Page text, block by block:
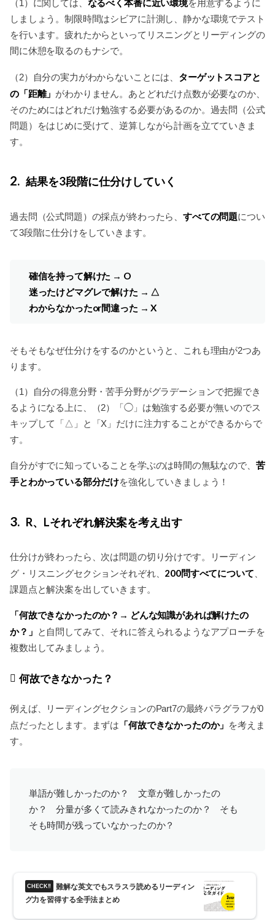
（1）に関しては、 なるべく本番に近い環境を用意するように
しましょう。制限時間はシビアに計測し、静かな環境でテスト
を行います。疲れたからといってリスニングとリーディングの
間に休憩を取るのもナシで。
（2）自分の実力がわからないことには、 ターゲットスコアと
の「距離」 がわかりません。あとどれだけ点数が必要なのか、
そのためにはどれだけ勉強する必要があるのか。過去問（公式
問題）をはじめに受けて、逆算しながら計画を立てていきま
す。
2 結果を3段階に仕分けしていく
過去問（公式問題）の採点が終わったら、すべての問題につい
て3段階に仕分けをしていきます。
確信を持って解けた → O
迷ったけどマグレで解けた → △
わからなかったor間違った → X
そもそもなぜ仕分けをするのかというと、これも理由が2つあ
ります。
（1）自分の得意分野・苦手分野がグラデーションで把握でき
るようになる上に、（2）「◯」は勉強する必要が無いのでス
キップして「△」と「X」だけに注力することができるからで
す。
自分がすでに知っていることを学ぶのは時間の無駄なので、 苦
手とわかっている部分だけを強化していきましょう！
3 R、Lそれぞれ解決案を考え出す
仕分けが終わったら、次は問題の切り分けです。リーディン
グ・リスニングセクションそれぞれ、 200問すべてについて
課題点と解決案を出していきます。
「何故できなかったのか？→ どんな知識があれば解けたの
か？」 と自問してみて、それに答えられるようなアプローチを
複数出してみましょう。
何故できなかった？
例えば、リーディングセクションのPart7の最終パラグラフが0
点だったとします。まずは 「何故できなかったのか」 を考えま
す。
単語が難しかったのか？ 文章が難しかったの
か？ 分量が多くて読みきれなかったのか？ そも
そも時間が残っていなかったのか？
難解な英文でもスラスラ読めるリーディン
グ力を習得する全手法まとめ